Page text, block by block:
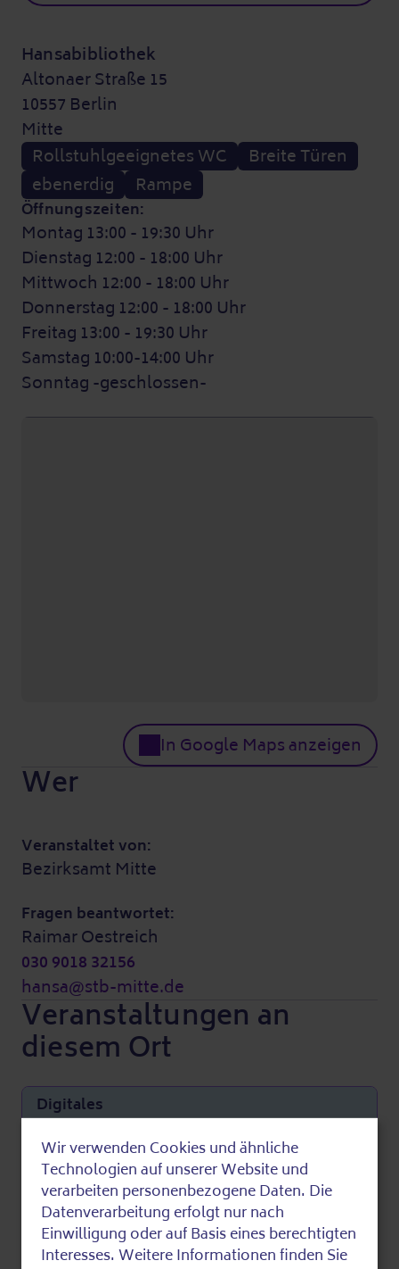
Hansabibliothek
Altonaer Straße 15
10557 Berlin
Mitte
Rollstuhlgeeignetes WC
Breite Türen
ebenerdig
Rampe
Öffnungszeiten:
Montag 13:00 - 19:30 Uhr
Dienstag 12:00 - 18:00 Uhr
Mittwoch 12:00 - 18:00 Uhr
Donnerstag 12:00 - 18:00 Uhr
Freitag 13:00 - 19:30 Uhr
Samstag 10:00-14:00 Uhr
Sonntag -geschlossen-
In Google Maps anzeigen
Wer
Veranstaltet von:
Bezirksamt Mitte
Fragen beantwortet:
Raimar Oestreich
030 9018 32156
hansa@stb-mitte.de
Veranstaltungen an
diesem Ort
Digitales
Sonay Digital Sprechstunde: Internet &
Technik von Jugendlichen erklärt
12.08.2026
16:00
Digitales
Use
of
personal
Wir verwenden Cookies und ähnliche
Technologien auf unserer Website und
verarbeiten personenbezogene Daten. Die
Datenverarbeitung erfolgt nur nach
Einwilligung oder auf Basis eines berechtigten
Interesses. Weitere Informationen finden Sie